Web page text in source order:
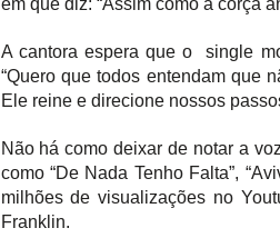
em que diz: “Assim como a corça
A cantora espera que o single
“Quero que todos entendam que
Ele reine e direcione nossos
Não há como deixar de notar a
como “De Nada Tenho Falta”,
milhões de visualizações no
Franklin.